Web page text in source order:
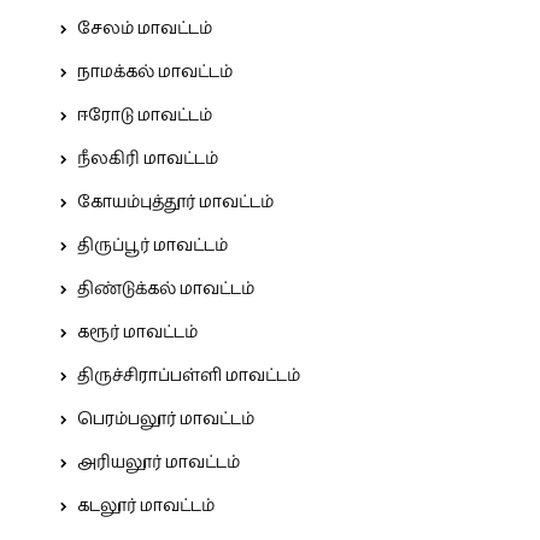
சேலம் மாவட்டம்
நாமக்கல் மாவட்டம்
ஈரோடு மாவட்டம்
நீலகிரி மாவட்டம்
கோயம்புத்தூர் மாவட்டம்
திருப்பூர் மாவட்டம்
திண்டுக்கல் மாவட்டம்
கரூர் மாவட்டம்
திருச்சிராப்பள்ளி மாவட்டம்
பெரம்பலூர் மாவட்டம்
அரியலூர் மாவட்டம்
கடலூர் மாவட்டம்